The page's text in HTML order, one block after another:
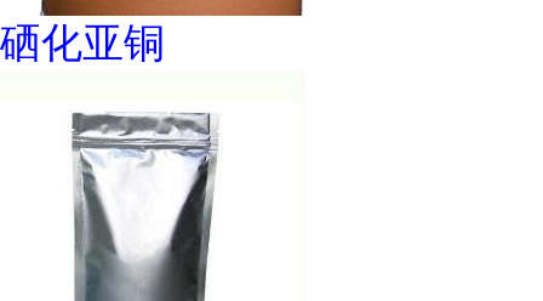
硒化亚铜